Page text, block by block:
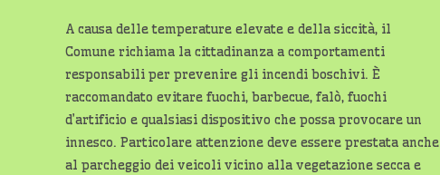
A causa delle temperature elevate e della siccità, il
Comune richiama la cittadinanza a comportamenti
responsabili per prevenire gli incendi boschivi. È
raccomandato evitare fuochi, barbecue, falò, fuochi
d’artificio e qualsiasi dispositivo che possa provocare un
innesco. Particolare attenzione deve essere prestata anche
al parcheggio dei veicoli vicino alla vegetazione secca e